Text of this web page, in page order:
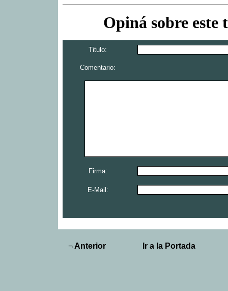
Opiná sobre este
Titulo:
Comentario:
Firma:
E-Mail:
¬ Anterior Ir a la Portada